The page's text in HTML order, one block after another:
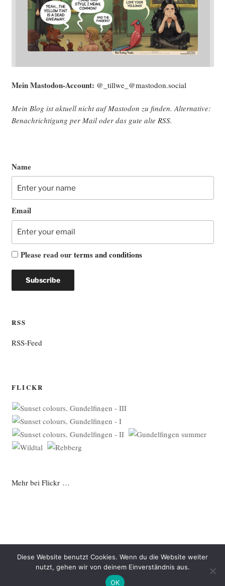
Mein Mast­o­don-Account: @_tillwe_@mastodon.social
Mein Blog ist aktu­ell nicht auf Mast­o­don zu fin­den. Alter­na­ti­ve:
Benach­rich­ti­gung per Mail oder das gute alte RSS.
Name
Email
Please read ourterms and conditions
RSS
RSS-Feed
FLICKR
Mehr bei Flickr …
Datenschutzerklärung Mit Stolz präsentiert von WordPress
Diese Website benutzt Cookies. Wenn du die Website weiter
nutzt, gehen wir von deinem Einverständnis aus.
OK